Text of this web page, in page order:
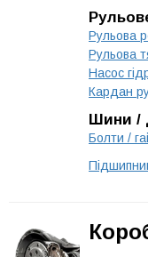
Рульова
Рульова
Насос
Кардан
Шини /
Болти /